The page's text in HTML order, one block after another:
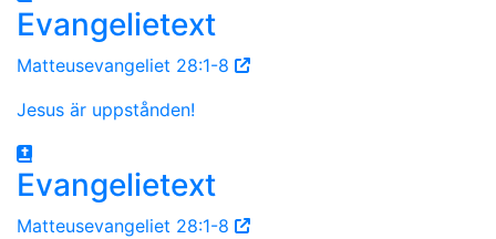
Evangelietext
Matteusevangeliet 28:1-8
Jesus är uppstånden!
Evangelietext
Matteusevangeliet 28:1-8